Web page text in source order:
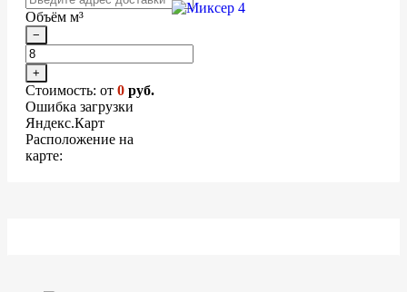
Объём м³
−
+
Стоимость: от 0 руб.
Ошибка загрузки
Яндекс.Карт
Расположение на
карте: